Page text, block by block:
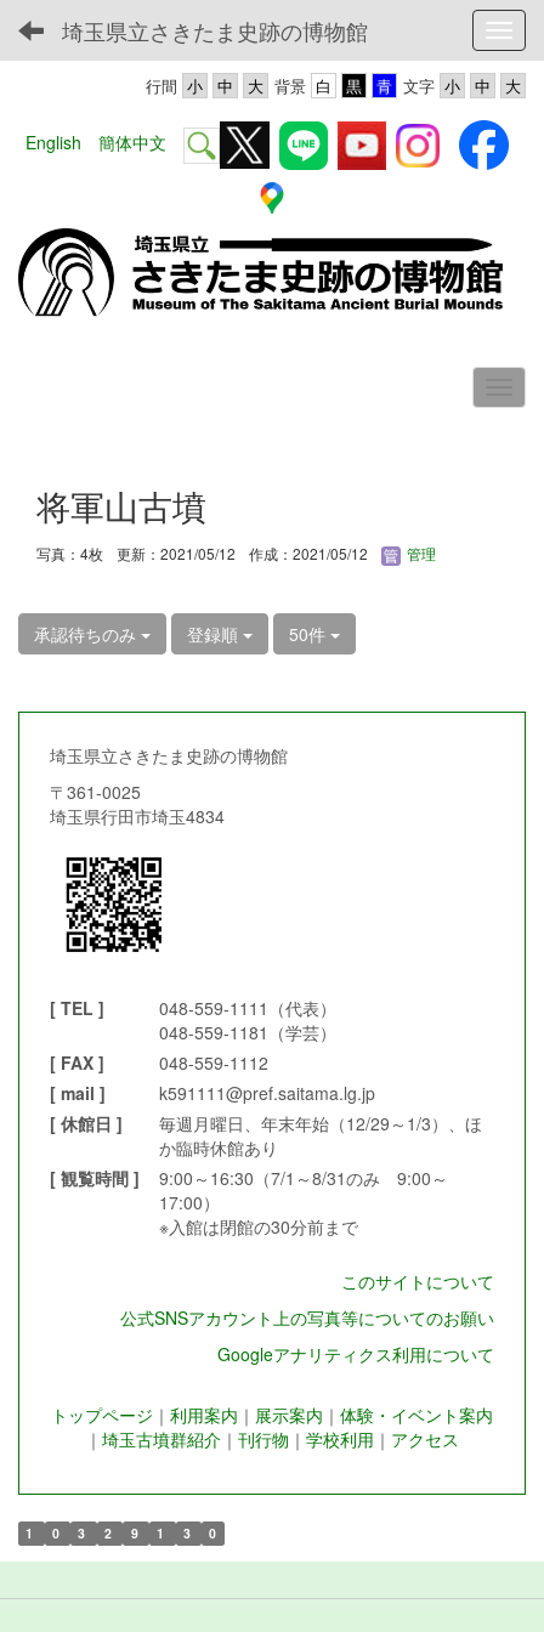
埼玉県立さきたま史跡の博物館
文字
背景
行間
English 簡体中文
将軍山古墳
写真：4枚 更新：2021/05/12 作成：2021/05/12 管理
承認待ちのみ 登録順 50件
埼玉県立さきたま史跡の博物館
〒361-0025
埼玉県行田市埼玉4834
[ TEL ]
048-559-1111（代表）
048-559-1181（学芸）
[ FAX ]
048-559-1112
[ mail ]
k591111@pref.saitama.lg.jp
[ 休館日 ]
毎週月曜日、年末年始（12/29～1/3）、ほ
か臨時休館あり
[ 観覧時間 ]
9:00～16:30（7/1～8/31のみ 9:00～
17:00）
※入館は閉館の30分前まで
このサイトについて
公式SNSアカウント上の写真等についてのお願い
Googleアナリティクス利用について
トップページ ｜ 利用案内 ｜ 展示案内 ｜ 体験・イベント案内
｜ 埼玉古墳群紹介 ｜ 刊行物 ｜ 学校利用 ｜ アクセス
1 0 3 2 9 1 3 0